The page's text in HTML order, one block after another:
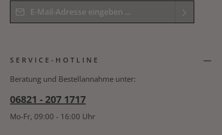
E-Mail-Adresse*
Kenntnis genommen und die
Bitte geben Sie das Ergebnis der Gleichung in das
nachfolgende Textfeld ein. *
SERVICE-HOTLINE
Beratung und Bestellannahme unter:
06821 - 207 1717
Mo-Fr, 09:00 - 16:00 Uhr